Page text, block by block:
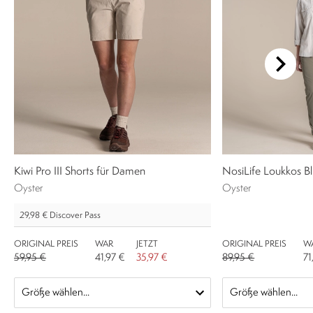
Kiwi Pro III Shorts für Damen
Oyster
29,98 € Discover Pass
ORIGINAL PREIS
59,95 €
WAR
41,97 €
JETZT
35,97 €
NosiLife Loukkos
Oyster
ORIGINAL PREIS
89,95 €